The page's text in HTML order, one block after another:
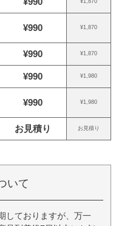
¥990 ¥1,870
¥990 ¥1,870
¥990 ¥1,980
¥990 ¥1,980
お見積り お見積り
いて
しておりますが、万一